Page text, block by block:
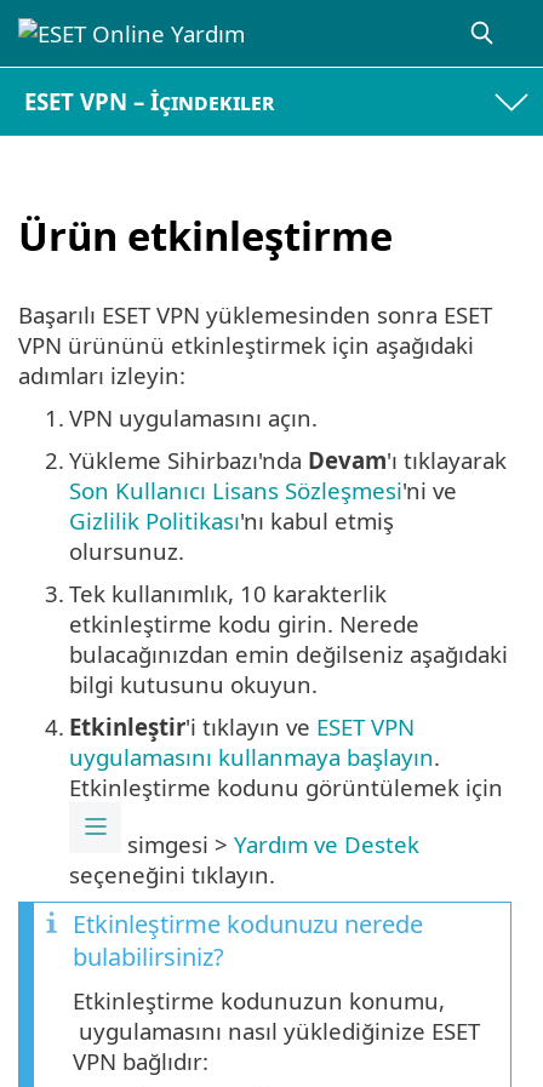
ESET VPN – İçindekiler
Ürün etkinleştirme
Başarılı ESET VPN yüklemesinden sonra ESET
VPN ürününü etkinleştirmek için aşağıdaki
adımları izleyin:
1. VPN uygulamasını açın.
2. Yükleme Sihirbazı'nda Devam'ı tıklayarak
Son Kullanıcı Lisans Sözleşmesi'ni ve
Gizlilik Politikası'nı kabul etmiş
olursunuz.
3. Tek kullanımlık, 10 karakterlik
etkinleştirme kodu girin. Nerede
bulacağınızdan emin değilseniz aşağıdaki
bilgi kutusunu okuyun.
4. Etkinleştir'i tıklayın ve ESET VPN
uygulamasını kullanmaya başlayın.
Etkinleştirme kodunu görüntülemek için
simgesi > Yardım ve Destek
seçeneğini tıklayın.
Etkinleştirme kodunuzu nerede
bulabilirsiniz?
Etkinleştirme kodunuzun konumu,
uygulamasını nasıl yüklediğinize ESET
VPN bağlıdır: